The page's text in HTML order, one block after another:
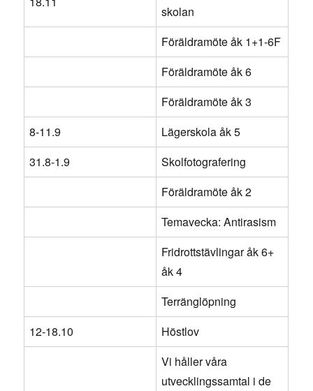
skolan
Föräldramöte åk 1+1-6F
Föräldramöte åk 6
Föräldramöte åk 3
8-11.9
Lägerskola åk 5
31.8-1.9
Skolfotografering
Föräldramöte åk 2
Temavecka: Antirasism
Fridrottstävlingar åk 6+
åk 4
Terränglöpning
12-18.10
Höstlov
Vi håller våra
utvecklingssamtal i de